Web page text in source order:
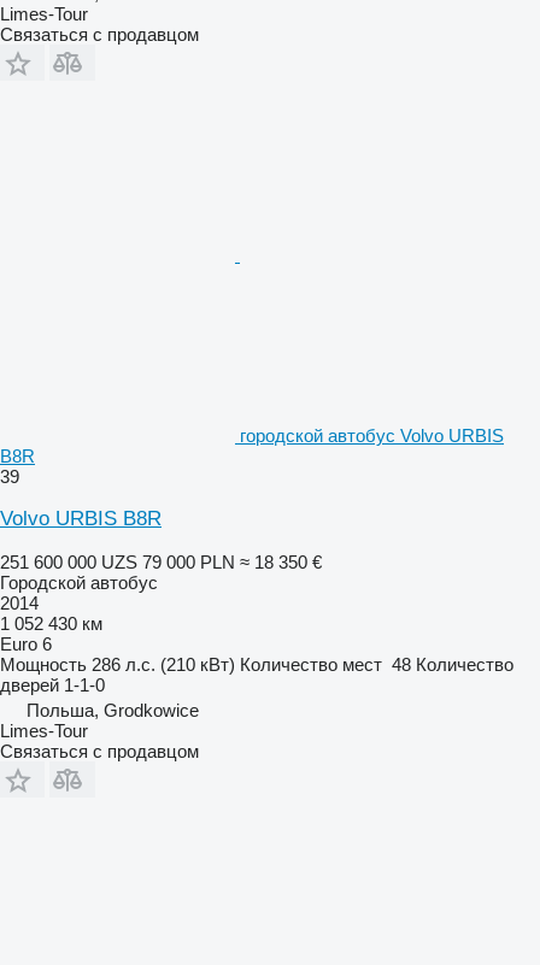
Limes-Tour
Связаться с продавцом
городской автобус Volvo URBIS
B8R
39
Volvo URBIS B8R
251 600 000 UZS 79 000 PLN ≈ 18 350 €
Городской автобус
2014
1 052 430 км
Euro 6
Мощность 286 л.с. (210 кВт) Количество мест 48 Количество
дверей 1-1-0
Польша, Grodkowice
Limes-Tour
Связаться с продавцом